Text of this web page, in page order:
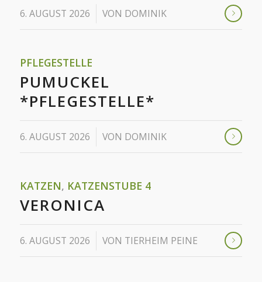
6. AUGUST 2026
/ VON DOMINIK
PFLEGESTELLE
PUMUCKEL
*PFLEGESTELLE*
6. AUGUST 2026
/ VON DOMINIK
KATZEN, KATZENSTUBE 4
VERONICA
6. AUGUST 2026
/ VON TIERHEIM PEINE